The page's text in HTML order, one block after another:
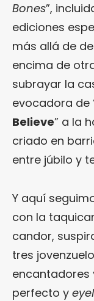
Bones”,
ediciones
más allá de
encima de
subrayar la
evocadora de
Believe” a la
criado en
entre júbilo y
Y aquí
con la
candor,
tres
encantadores
perfecto y